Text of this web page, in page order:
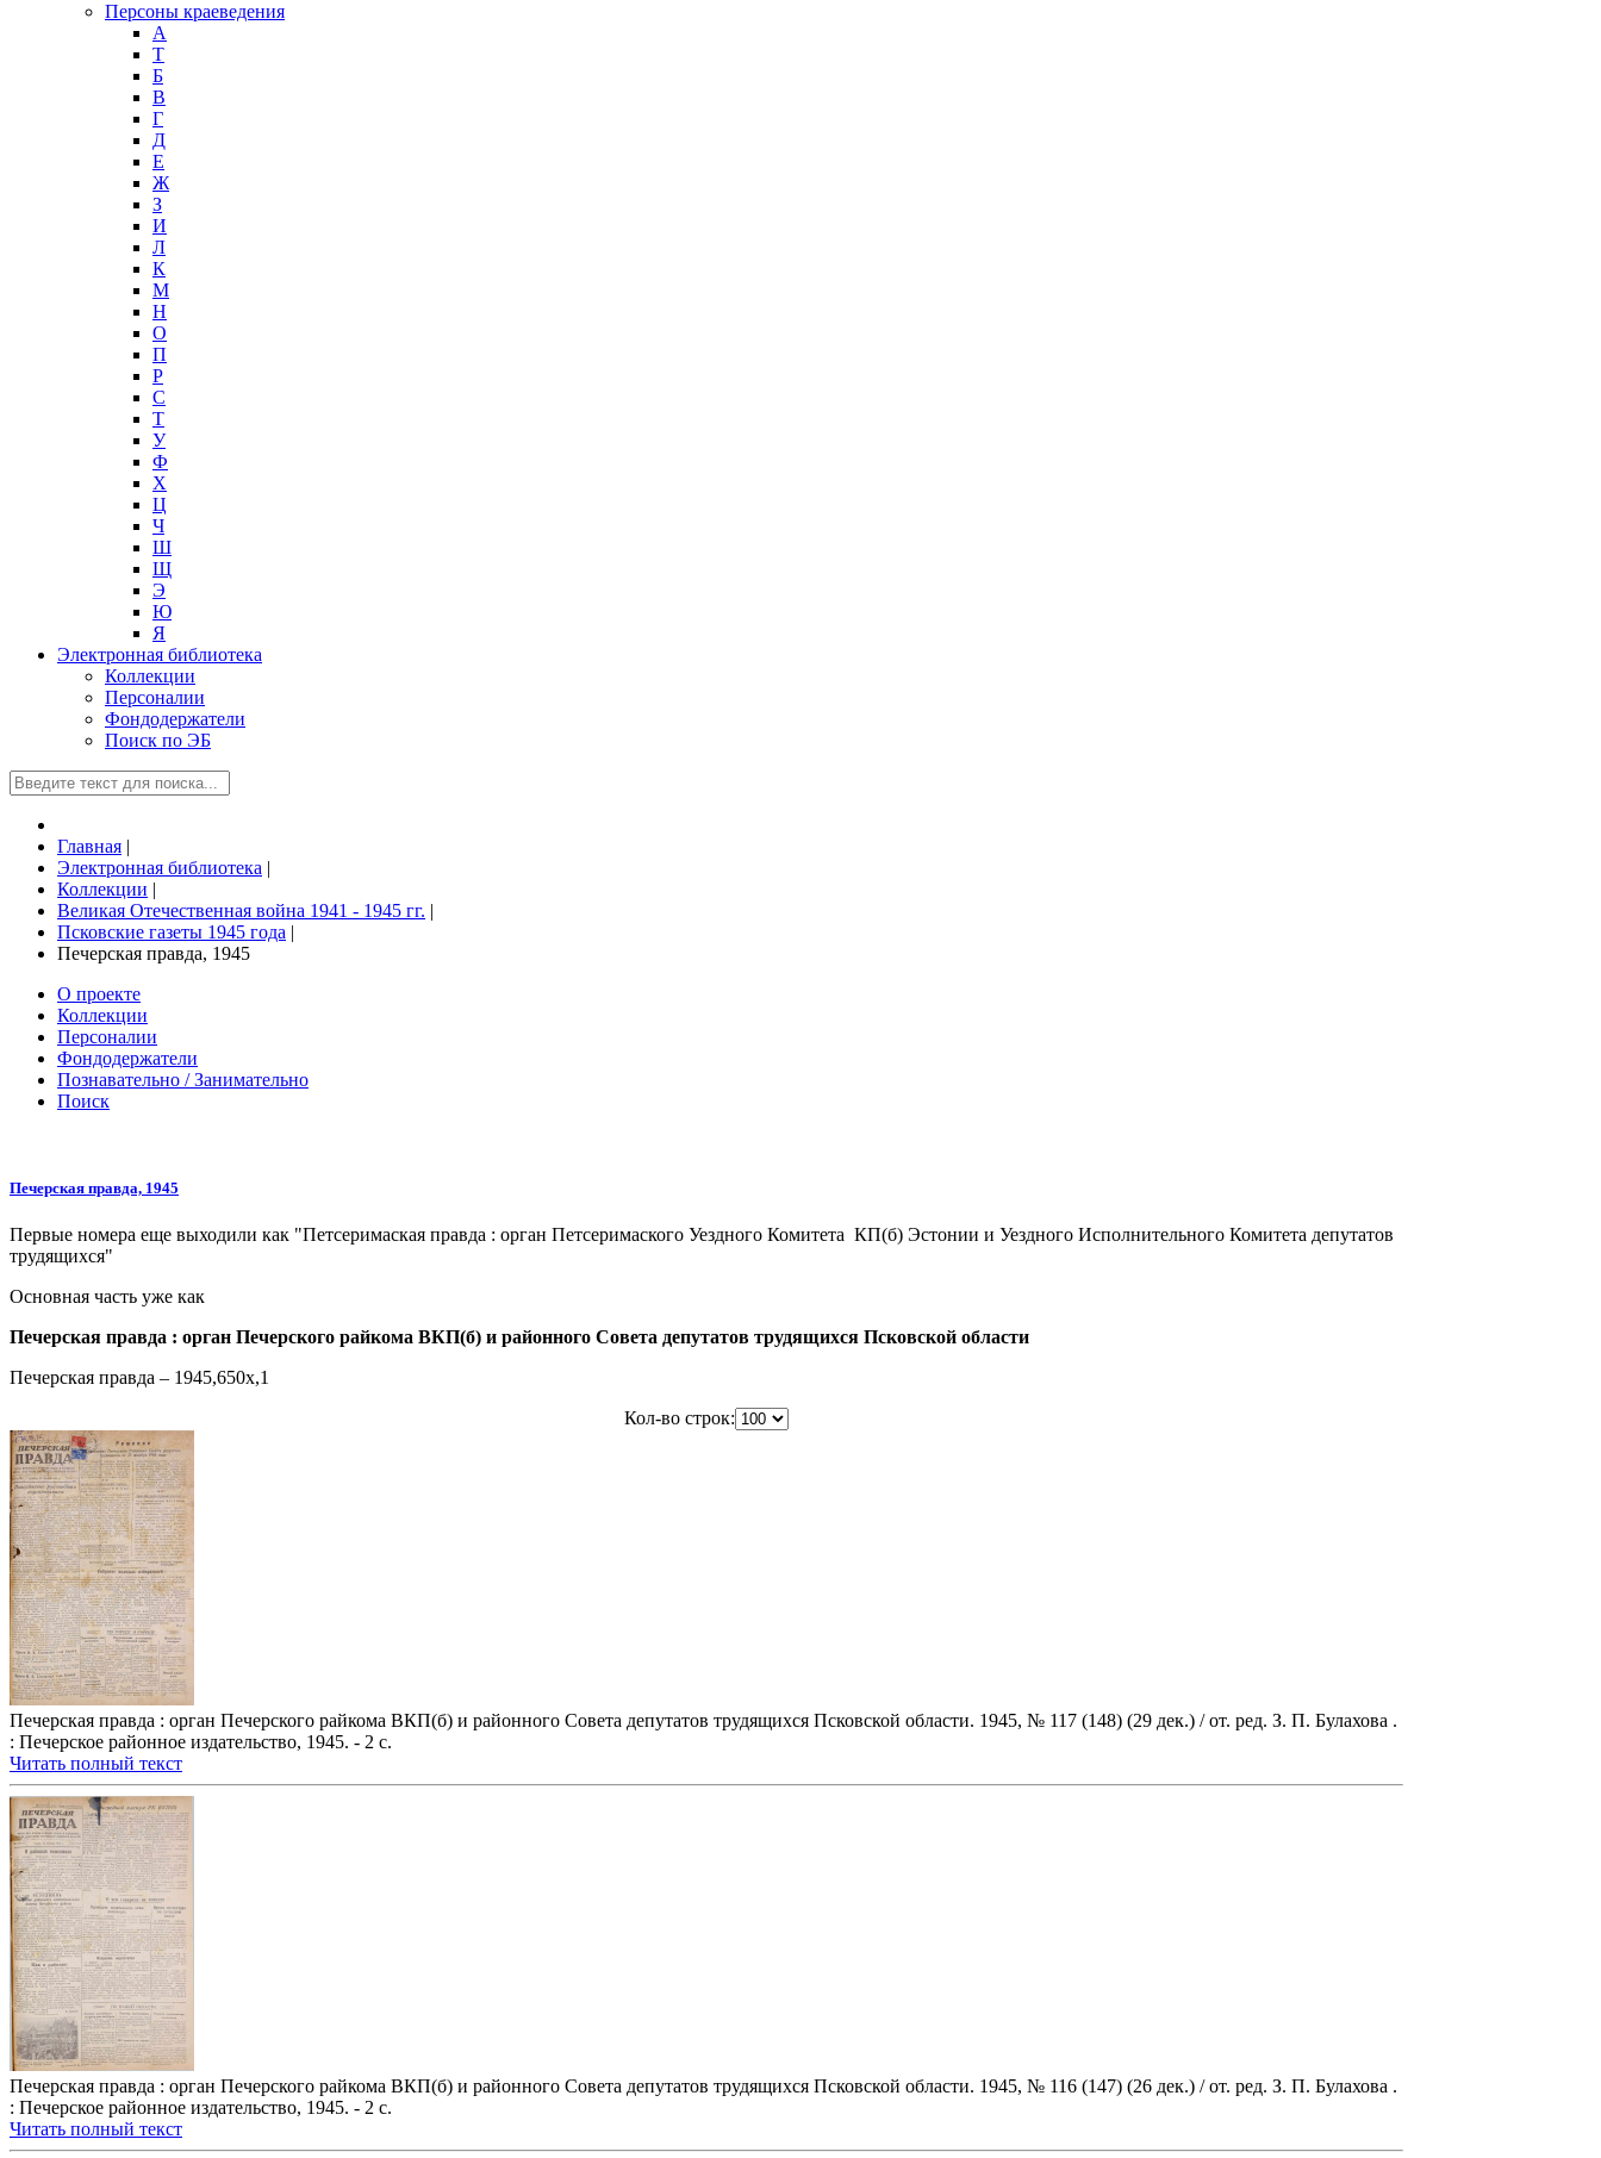
Персоны краеведения
А
T
Б
В
Г
Д
Е
Ж
З
И
Л
К
М
Н
О
П
Р
С
Т
У
Ф
Х
Ц
Ч
Ш
Щ
Э
Ю
Я
Электронная библиотека
Коллекции
Персоналии
Фондодержатели
Поиск по ЭБ
Главная |
Электронная библиотека |
Коллекции |
Великая Отечественная война 1941 - 1945 гг. |
Псковские газеты 1945 года |
Печерская правда, 1945
О проекте
Коллекции
Персоналии
Фондодержатели
Познавательно / Занимательно
Поиск
Печерская правда, 1945
Первые номера еще выходили как "Петсеримаская правда : орган Петсеримаского Уездного Комитета КП(б) Эстонии и Уездного Исполнительного Комитета депутатов
трудящихся"
Основная часть уже как
Печерская правда : орган Печерского райкома ВКП(б) и районного Совета депутатов трудящихся Псковской области
Печерская правда – 1945,650x,1
Кол-во строк:
Печерская правда : орган Печерского райкома ВКП(б) и районного Совета депутатов трудящихся Псковской области. 1945, № 117 (148) (29 дек.) / от. ред. З. П. Булахова .
: Печерское районное издательство, 1945. - 2 с.
Читать полный текст
Печерская правда : орган Печерского райкома ВКП(б) и районного Совета депутатов трудящихся Псковской области. 1945, № 116 (147) (26 дек.) / от. ред. З. П. Булахова .
: Печерское районное издательство, 1945. - 2 с.
Читать полный текст